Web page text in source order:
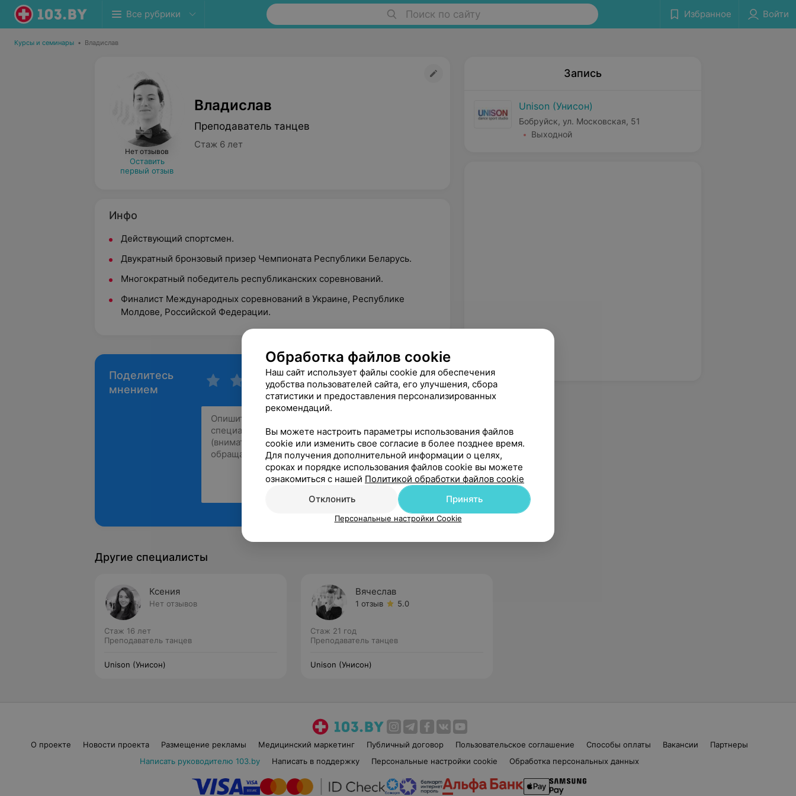
Все рубрики Поиск по сайту Избранное Войти
Курсы и семинары • Владислав
Нет отзывов
Оставить
первый отзыв
Владислав
Преподаватель танцев
Стаж 6 лет
Инфо
Действующий спортсмен.
Двукратный бронзовый призер Чемпионата Республики Беларусь.
Многократный победитель республиканских соревнований.
Финалист Международных соревнований в Украине, Республике
Молдове, Российской Федерации.
Поделитесь
мнением
Рекомендую
Запись
Unison (Унисон)
Бобруйск, ул. Московская, 51
Выходной
Другие специалисты
Ксения
Нет отзывов
Стаж 16 лет
Преподаватель танцев
Unison (Унисон)
Вячеслав
1 отзыв 5.0
Стаж 21 год
Преподаватель танцев
Unison (Унисон)
О проекте Новости проекта Размещение рекламы Медицинский маркетинг Публичный договор Пользовательское соглашение Способы оплаты Вакансии
Партнеры
Написать руководителю 103.by
Написать в поддержку Персональные настройки cookie Обработка персональных данных
Обработка файлов cookie
Наш сайт использует файлы cookie для обеспечения
удобства пользователей сайта, его улучшения, сбора
статистики и предоставления персонализированных
рекомендаций.
Вы можете настроить параметры использования файлов
cookie или изменить свое согласие в более позднее время.
Для получения дополнительной информации о целях,
сроках и порядке использования файлов cookie вы можете
ознакомиться с нашей Политикой обработки файлов cookie
Отклонить
Принять
Персональные настройки Cookie